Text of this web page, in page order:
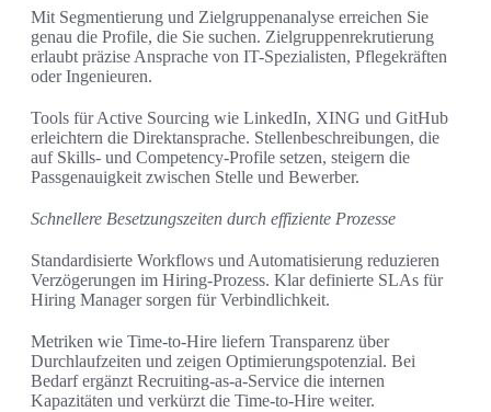
Mit Segmentierung und Zielgruppenanalyse erreichen Sie
genau die Profile, die Sie suchen. Zielgruppenrekrutierung
erlaubt präzise Ansprache von IT-Spezialisten, Pflegekräften
oder Ingenieuren.
Tools für Active Sourcing wie LinkedIn, XING und GitHub
erleichtern die Direktansprache. Stellenbeschreibungen, die
auf Skills- und Competency-Profile setzen, steigern die
Passgenauigkeit zwischen Stelle und Bewerber.
Schnellere Besetzungszeiten durch effiziente Prozesse
Standardisierte Workflows und Automatisierung reduzieren
Verzögerungen im Hiring-Prozess. Klar definierte SLAs für
Hiring Manager sorgen für Verbindlichkeit.
Metriken wie Time-to-Hire liefern Transparenz über
Durchlaufzeiten und zeigen Optimierungspotenzial. Bei
Bedarf ergänzt Recruiting-as-a-Service die internen
Kapazitäten und verkürzt die Time-to-Hire weiter.